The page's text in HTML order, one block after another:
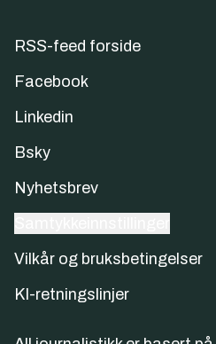
RSS-feed forside
Facebook
Linkedin
Bsky
Nyhetsbrev
Vilkår og bruksbetingelser
KI-retningslinjer